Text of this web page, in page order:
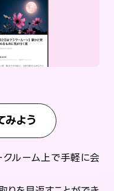
みよう
クルーム上で手軽に会